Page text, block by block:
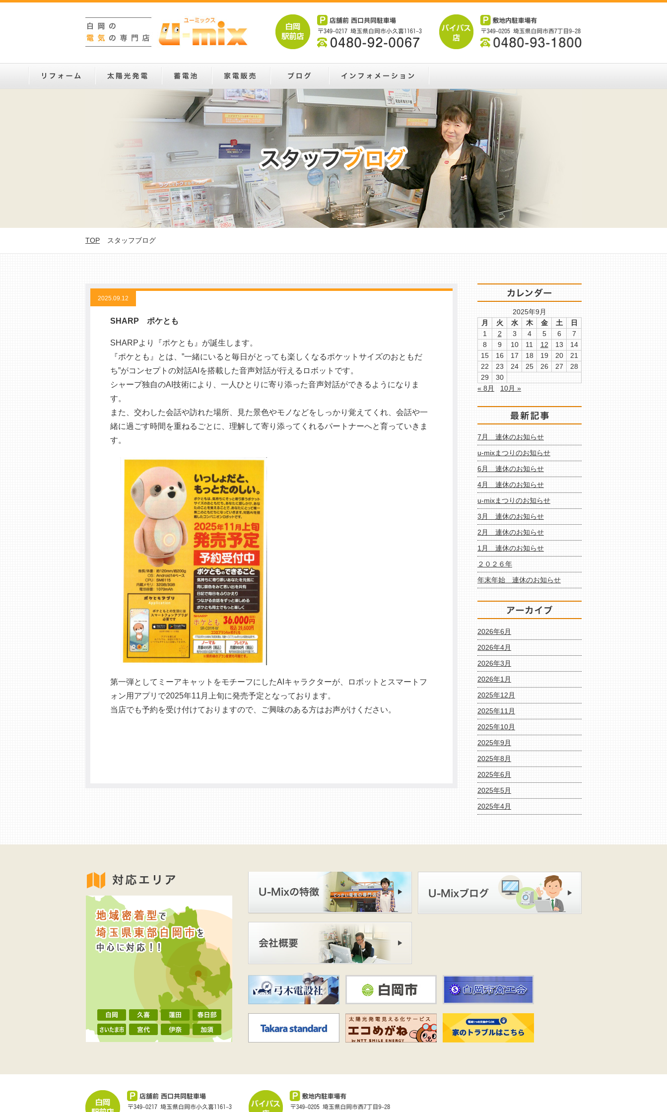
TOP スタッフブログ
2025.09.12
SHARP ポケとも
SHARPより『ポケとも』が誕生します。
『ポケとも』とは、”一緒にいると毎日がとっても楽しくなるポケットサイズのおともだ
ち”がコンセプトの対話AIを搭載した音声対話が行えるロボットです。
シャープ独自のAI技術により、一人ひとりに寄り添った音声対話ができるようになりま
す。
また、交わした会話や訪れた場所、見た景色やモノなどをしっかり覚えてくれ、会話や一
緒に過ごす時間を重ねるごとに、理解して寄り添ってくれるパートナーへと育っていきま
す。
第一弾としてミーアキャットをモチーフにしたAIキャラクターが、ロボットとスマートフ
ォン用アプリで2025年11月上旬に発売予定となっております。
当店でも予約を受け付けておりますので、ご興味のある方はお声がけください。
2025年9月
月
火 水 木 金 土
日
1
2 3 4 5 6
7
8
9 10 11 12 13
14
15
16 17 18 19 20
21
22
23 24 25 26 27
28
29
30
« 8月
10月 »
7月 連休のお知らせ
u-mixまつりのお知らせ
6月 連休のお知らせ
4月 連休のお知らせ
u-mixまつりのお知らせ
3月 連休のお知らせ
2月 連休のお知らせ
1月 連休のお知らせ
２０２６年
年末年始 連休のお知らせ
2026年6月
2026年4月
2026年3月
2026年1月
2025年12月
2025年11月
2025年10月
2025年9月
2025年8月
2025年6月
2025年5月
2025年4月